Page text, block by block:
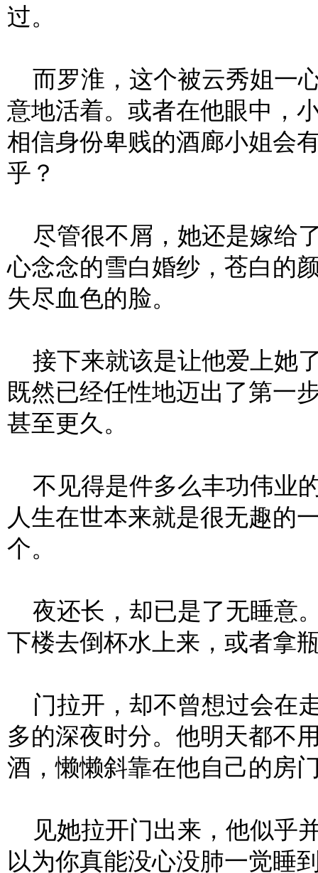
过。
而罗淮，这个被云秀姐一
意地活着。或者在他眼中，
相信身份卑贱的酒廊小姐会
乎？
尽管很不屑，她还是嫁给
心念念的雪白婚纱，苍白的
失尽血色的脸。
接下来就该是让他爱上她
既然已经任性地迈出了第一
甚至更久。
不见得是件多么丰功伟业
人生在世本来就是很无趣的
个。
夜还长，却已是了无睡意
下楼去倒杯水上来，或者拿
门拉开，却不曾想过会在
多的深夜时分。他明天都不
酒，懒懒斜靠在他自己的房
见她拉开门出来，他似乎
以为你真能没心没肺一觉睡